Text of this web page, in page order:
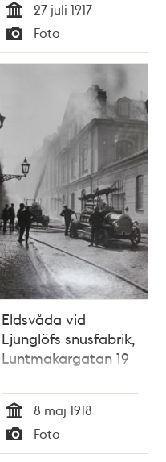
Tid
27 juli 1917
Typ
Foto
Eldsvåda vid
Ljunglöfs snusfabrik,
Luntmakargatan 19
Tid
8 maj 1918
Typ
Foto